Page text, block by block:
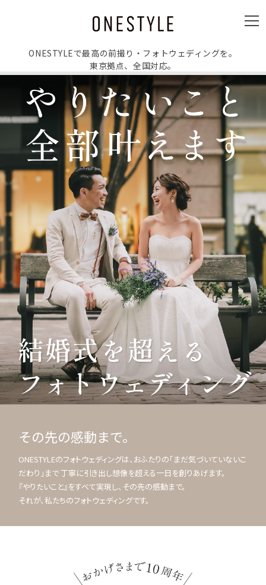
メ
ニ
ー
ONESTYLEで最高の前撮り・フォトウェディングを。
東京拠点、全国対応。
その先の感動まで。
ONESTYLEのフォトウェディングは、おふたりの「まだ気づいていないこ
だわり」まで 丁寧に引き出し想像を超える一日を創りあげます。
『やりたいこと』をすべて実現し、その先の感動まで。
それが、私たちのフォトウェディングです。